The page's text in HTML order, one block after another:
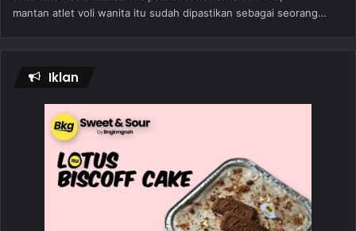
mantan atlet voli wanita itu sudah dipastikan sebagai seorang…
Iklan